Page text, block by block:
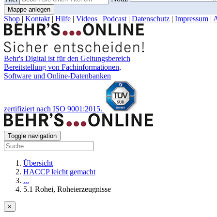
Mappe anlegen
Shop | Kontakt | Hilfe | Videos | Podcast | Datenschutz | Impressum |
Behr's Digital ist für den Geltungsbereich
Bereitstellung von Fachinformationen,
Software und Online-Datenbanken
zertifiziert nach ISO 9001:2015.
Toggle navigation
Übersicht
HACCP leicht gemacht
...
5.1 Rohei, Roheierzeugnisse
×